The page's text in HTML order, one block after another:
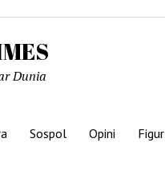
Dunia
Sospol Opini Figur